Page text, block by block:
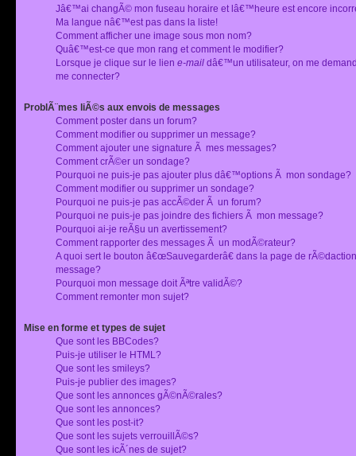
Jâ€™ai changÃ© mon fuseau horaire et lâ€™heure est encore
Ma langue nâ€™est pas dans la liste!
Comment afficher une image sous mon nom?
Quâ€™est-ce que mon rang et comment le modifier?
Lorsque je clique sur le lien e-mail dâ€™un utilisateur, on me
me connecter?
ProblÃ¨mes liÃ©s aux envois de messages
Comment poster dans un forum?
Comment modifier ou supprimer un message?
Comment ajouter une signature Ã mes messages?
Comment crÃ©er un sondage?
Pourquoi ne puis-je pas ajouter plus dâ€™options Ã mon sondage?
Comment modifier ou supprimer un sondage?
Pourquoi ne puis-je pas accÃ©der Ã un forum?
Pourquoi ne puis-je pas joindre des fichiers Ã mon message?
Pourquoi ai-je reÃ§u un avertissement?
Comment rapporter des messages Ã un modÃ©rateur?
A quoi sert le bouton â€œSauvegarderâ€ dans la page de
message?
Pourquoi mon message doit Ãªtre validÃ©?
Comment remonter mon sujet?
Mise en forme et types de sujet
Que sont les BBCodes?
Puis-je utiliser le HTML?
Que sont les smileys?
Puis-je publier des images?
Que sont les annonces gÃ©nÃ©rales?
Que sont les annonces?
Que sont les post-it?
Que sont les sujets verrouillÃ©s?
Que sont les icÃ´nes de sujet?